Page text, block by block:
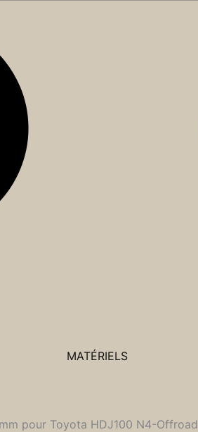
MATÉRIELS
pour Toyota HDJ100 N4-Offroad